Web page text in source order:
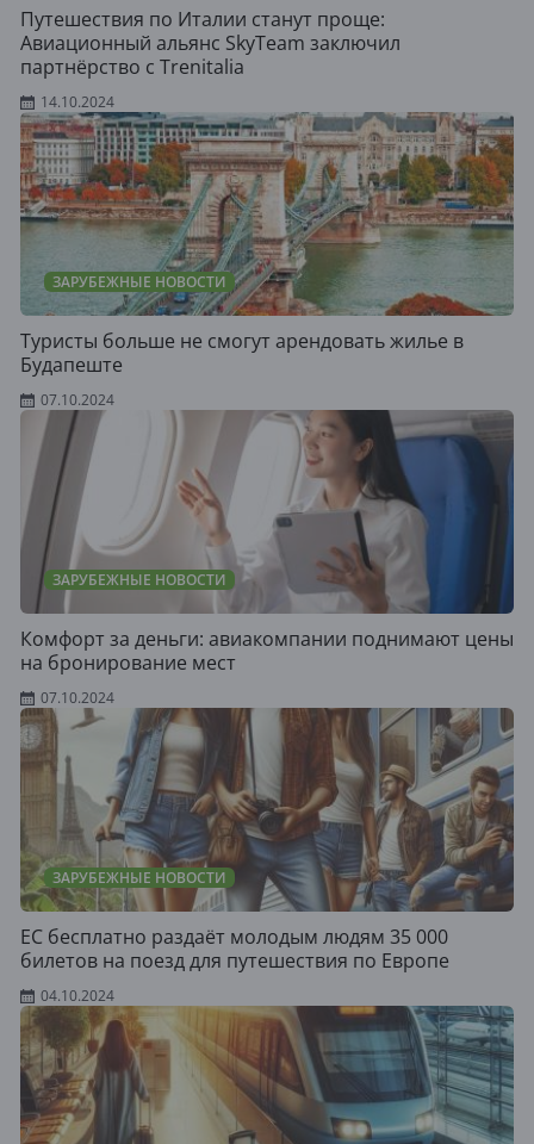
Путешествия по Италии станут проще:
Авиационный альянс SkyTeam заключил
партнёрство с Trenitalia
14.10.2024
ЗАРУБЕЖНЫЕ НОВОСТИ
Туристы больше не смогут арендовать жилье в
Будапеште
07.10.2024
ЗАРУБЕЖНЫЕ НОВОСТИ
Комфорт за деньги: авиакомпании поднимают цены
на бронирование мест
07.10.2024
ЗАРУБЕЖНЫЕ НОВОСТИ
ЕС бесплатно раздаёт молодым людям 35 000
билетов на поезд для путешествия по Европе
04.10.2024